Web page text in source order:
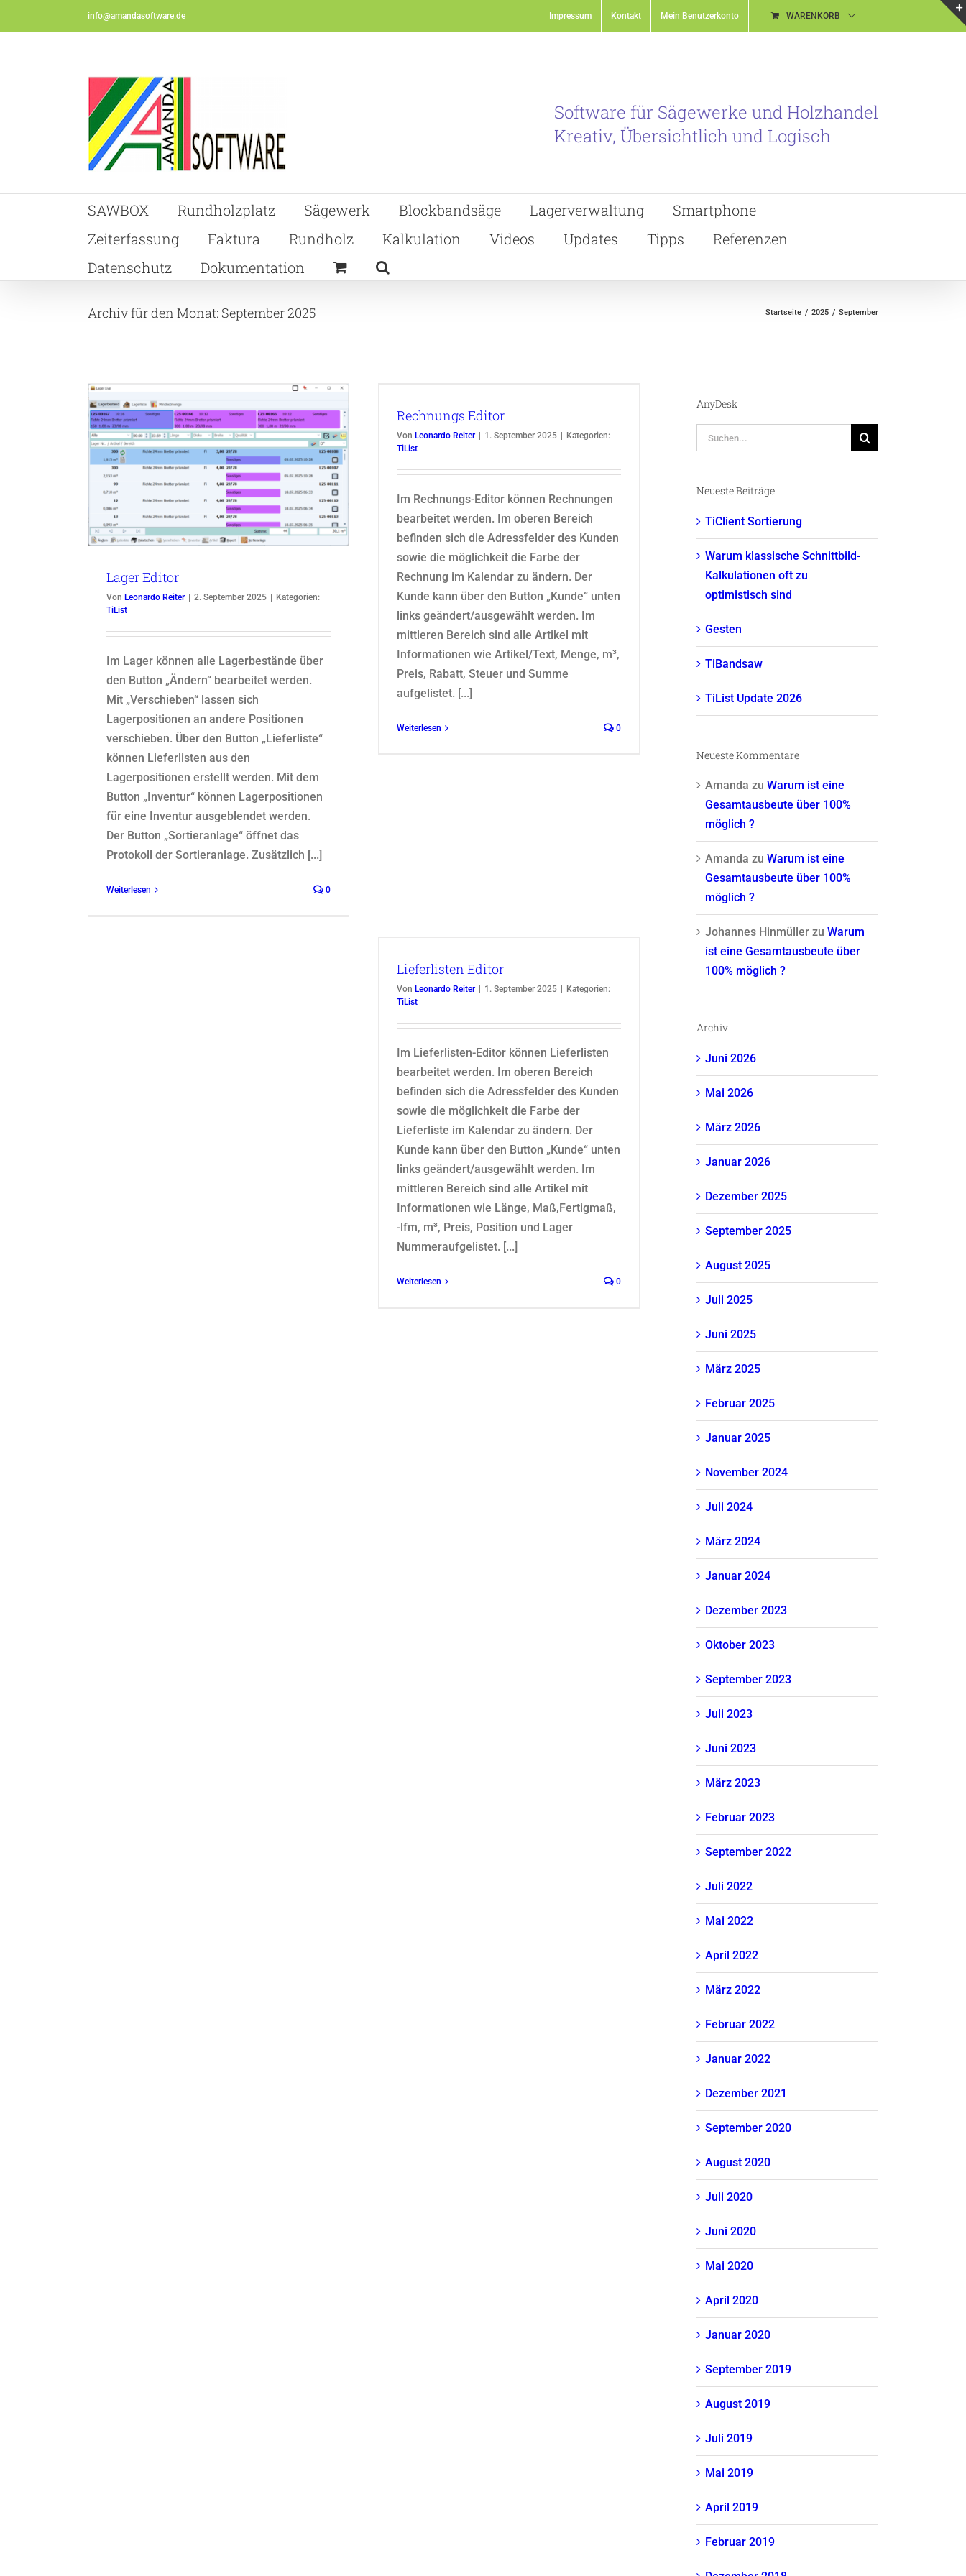
to
info@amandasoftware.de Impressum Kontakt Mein Benutzerkonto WARENKORB
Software für Sägewerke und Holzhandel
Kreativ, Übersichtlich und Logisch
SAWBOX Rundholzplatz Sägewerk Blockbandsäge Lagerverwaltung
Smartphone
Zeiterfassung
Faktura Rundholz Kalkulation Videos Updates Tipps
Referenzen
Datenschutz
Dokumentation
Archiv für den Monat: September 2025 Startseite 2025 September
Lager Editor
Von Leonardo Reiter 2. September 2025
Kategorien:
TiList
Im Lager können alle Lagerbestände über
den Button „Ändern“ bearbeitet werden.
Mit „Verschieben“ lassen sich
Lagerpositionen an andere Positionen
verschieben. Über den Button „Lieferliste“
können Lieferlisten aus den
Lagerpositionen erstellt werden. Mit dem
Button „Inventur“ können Lagerpositionen
für eine Inventur ausgeblendet werden.
Der Button „Sortieranlage“ öffnet das
Protokoll der Sortieranlage. Zusätzlich [...]
Weiterlesen 0
TiList Rechnungs Editor
Von Leonardo Reiter 1. September 2025
Kategorien:
TiList
Im Rechnungs-Editor können Rechnungen
bearbeitet werden. Im oberen Bereich
befinden sich die Adressfelder des Kunden
sowie die möglichkeit die Farbe der
Rechnung im Kalendar zu ändern. Der
Kunde kann über den Button „Kunde“ unten
links geändert/ausgewählt werden. Im
mittleren Bereich sind alle Artikel mit
Informationen wie Artikel/Text, Menge, m³,
Preis, Rabatt, Steuer und Summe
aufgelistet. [...]
Weiterlesen 0
Lieferlisten Editor
Von Leonardo Reiter 1. September 2025
Kategorien:
TiList
Im Lieferlisten-Editor können Lieferlisten
bearbeitet werden. Im oberen Bereich
befinden sich die Adressfelder des Kunden
sowie die möglichkeit die Farbe der
Lieferliste im Kalendar zu ändern. Der
Kunde kann über den Button „Kunde“ unten
links geändert/ausgewählt werden. Im
mittleren Bereich sind alle Artikel mit
Informationen wie Länge, Maß,Fertigmaß,
-lfm, m³, Preis, Position und Lager
Nummeraufgelistet. [...]
Weiterlesen 0
AnyDesk
Suche
nach:
Neueste Beiträge
TiClient Sortierung
Warum klassische Schnittbild-
Kalkulationen oft zu
optimistisch sind
Gesten
TiBandsaw
TiList Update 2026
Neueste Kommentare
Amanda zu Warum ist eine
Gesamtausbeute über 100%
möglich ?
Amanda zu Warum ist eine
Gesamtausbeute über 100%
möglich ?
Johannes Hinmüller zu Warum
ist eine Gesamtausbeute über
100% möglich ?
Archiv
Juni 2026
Mai 2026
März 2026
Januar 2026
Dezember 2025
September 2025
August 2025
Juli 2025
Juni 2025
März 2025
Februar 2025
Januar 2025
November 2024
Juli 2024
März 2024
Januar 2024
Dezember 2023
Oktober 2023
September 2023
Juli 2023
Juni 2023
März 2023
Februar 2023
September 2022
Juli 2022
Mai 2022
April 2022
März 2022
Februar 2022
Januar 2022
Dezember 2021
September 2020
August 2020
Juli 2020
Juni 2020
Mai 2020
April 2020
Januar 2020
September 2019
August 2019
Juli 2019
Mai 2019
April 2019
Februar 2019